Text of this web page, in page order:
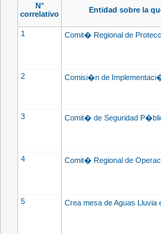
N°
correlativo
Entidad sobre la
1 Comit� Regional de
2 Comisi�n de
3 Comit� de Seguridad
4 Comit� Regional de
5 Crea mesa de Aguas